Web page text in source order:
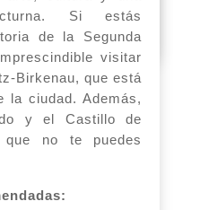
Si estás
de la Segunda
visitar
Birkenau, que está
la ciudad. Además,
y el Castillo de
que no te puedes